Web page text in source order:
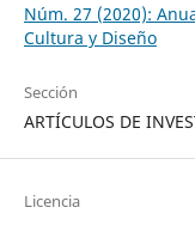
Núm. 27 (2020):
Cultura y Diseño
Sección
ARTÍCULOS DE
Licencia